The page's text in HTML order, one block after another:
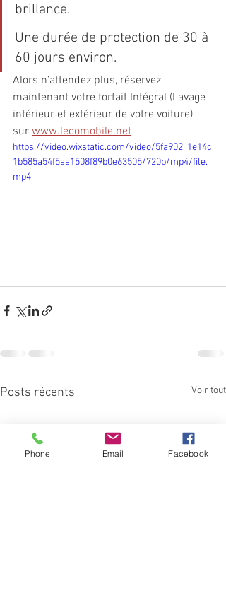
brillance.
Une durée de protection de 30 à
60 jours environ.
Alors n’attendez plus, réservez
maintenant votre forfait Intégral (Lavage
intérieur et extérieur de votre voiture)
sur www.lecomobile.net
https://video.wixstatic.com/video/5fa902_1e14c
1b585a54f5aa1508f89b0e63505/720p/mp4/file.
mp4
Posts récents Voir tout
Phone Email Facebook